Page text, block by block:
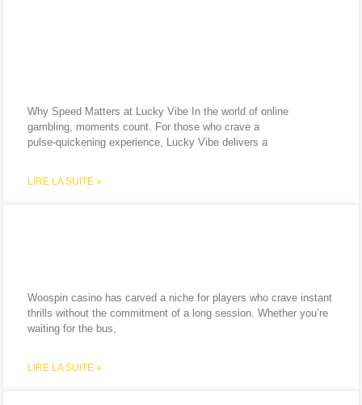
Why Speed Matters at Lucky Vibe In the world of online
gambling, moments count. For those who crave a
pulse‑quickening experience, Lucky Vibe delivers a
LIRE LA SUITE »
Woospin casino has carved a niche for players who crave instant
thrills without the commitment of a long session. Whether you’re
waiting for the bus,
LIRE LA SUITE »